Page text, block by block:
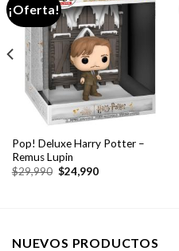
¡Oferta!
Pop! Deluxe Harry Potter –
Remus Lupin
$29,990 El
precio
$24,990El
NUEVOS PRODUCTOS